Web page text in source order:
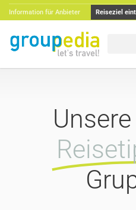
Information für Anbieter Reiseziel